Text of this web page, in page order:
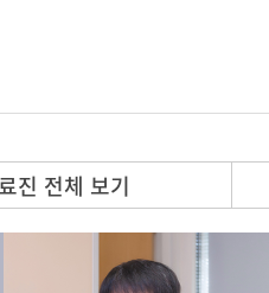
진 전체 보기